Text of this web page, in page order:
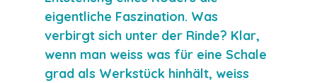
eigentliche Faszination. Was
verbirgt sich unter der Rinde? Klar,
wenn man weiss was für eine Schale
grad als Werkstück hinhält, weiss